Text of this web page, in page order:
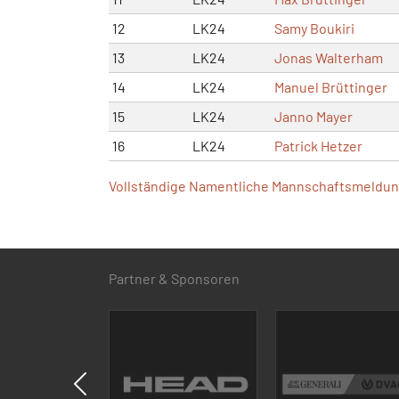
12
LK24
Samy Boukiri
13
LK24
Jonas Walterham
14
LK24
Manuel Brüttinger
15
LK24
Janno Mayer
16
LK24 Patrick Hetzer
Vollständige Namentliche
Partner & Sponsoren